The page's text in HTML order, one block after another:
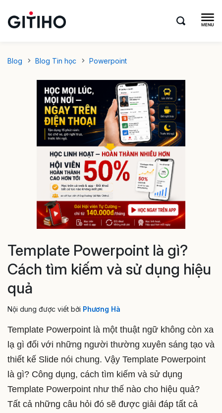
Blog Blog Tin học Powerpoint
Template Powerpoint là gì?
Cách tìm kiếm và sử dụng hiệu
quả
Nội dung được viết bởi Phương Hà
Template Powerpoint là một thuật ngữ không còn xa
lạ gì đối với những người thường xuyên sáng tạo và
thiết kế Slide nói chung. Vậy Template Powerpoint
là gì? Công dụng, cách tìm kiếm và sử dụng
Template Powerpoint như thế nào cho hiệu quả?
Tất cả những câu hỏi đó sẽ được giải đáp tất cả